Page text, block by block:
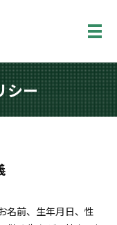
メ
シー
名前、生年月日、性